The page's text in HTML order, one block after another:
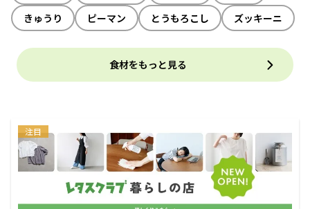
きゅうり
ピーマン とうもろこし ズッキーニ
食材をもっと見る
注目